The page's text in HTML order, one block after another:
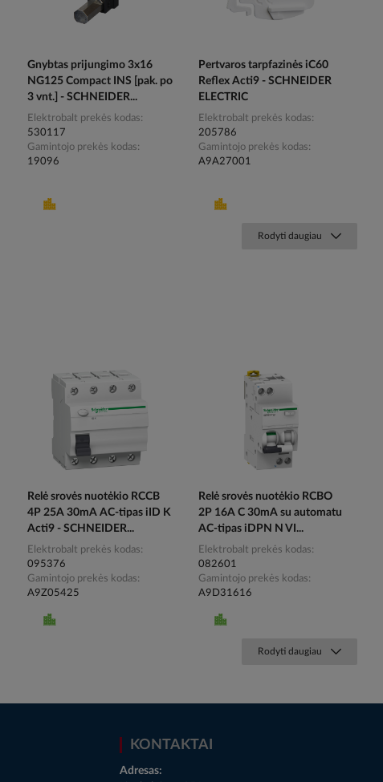
Gnybtas prijungimo 3x16
NG125 Compact INS [pak. po
3 vnt.] - SCHNEIDER...
Elektrobalt prekės kodas
530117
Gamintojo prekės kodas
19096
Pertvaros tarpfazinės iC60
Reflex Acti9 - SCHNEIDER
ELECTRIC
Elektrobalt prekės kodas
205786
Gamintojo prekės kodas
A9A27001
Rodyti daugiau
Relė srovės nuotėkio RCCB
4P 25A 30mA AC-tipas iID K
Acti9 - SCHNEIDER...
Elektrobalt prekės kodas
095376
Gamintojo prekės kodas
A9Z05425
Relė srovės nuotėkio RCBO
2P 16A C 30mA su automatu
AC-tipas iDPN N VI...
Elektrobalt prekės kodas
082601
Gamintojo prekės kodas
A9D31616
Rodyti daugiau
KONTAKTAI
Adresas: